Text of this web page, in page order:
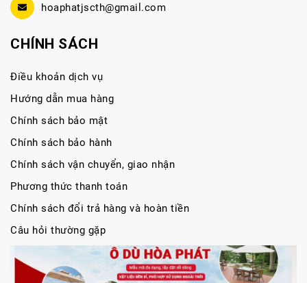
hoaphatjscth@gmail.com
CHÍNH SÁCH
Điều khoản dịch vụ
Hướng dẫn mua hàng
Chính sách bảo mật
Chính sách bảo hành
Chính sách vận chuyển, giao nhận
Phương thức thanh toán
Chính sách đổi trả hàng và hoàn tiền
Câu hỏi thường gặp